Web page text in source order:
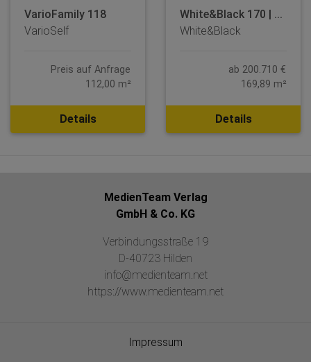
VarioFamily 118
VarioSelf
Preis auf Anfrage
112,00 m²
Details
White&Black 170 | ...
White&Black
ab 200.710 €
169,89 m²
Details
MedienTeam Verlag
GmbH & Co. KG
Verbindungsstraße 19
D-40723 Hilden
info@medienteam.net
https://www.medienteam.net
Impressum